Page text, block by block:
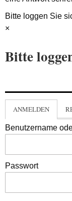
Bitte loggen Sie
×
Bitte
ANMELDEN
Benutzername
Passwort